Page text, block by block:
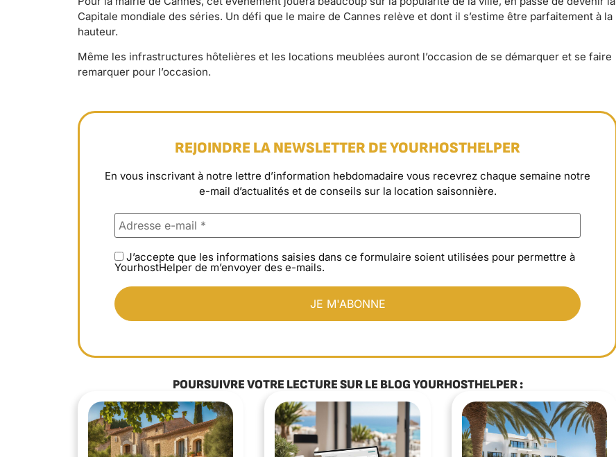
Capitale mondiale des séries. Un défi que le maire de Cannes relève et dont il s’estime être parfaitement à la
hauteur.
Même les infrastructures hôtelières et les locations meublées auront l’occasion de se démarquer et se faire
remarquer pour l’occasion.
REJOINDRE LA NEWSLETTER DE YOURHOSTHELPER
En vous inscrivant à notre lettre d’information hebdomadaire vous recevrez chaque semaine notre
e-mail d’actualités et de conseils sur la location saisonnière.
J’accepte que les informations saisies dans ce formulaire soient utilisées pour permettre à
YourhostHelper de m’envoyer des e-mails.
POURSUIVRE VOTRE LECTURE SUR LE BLOG YOURHOSTHELPER :